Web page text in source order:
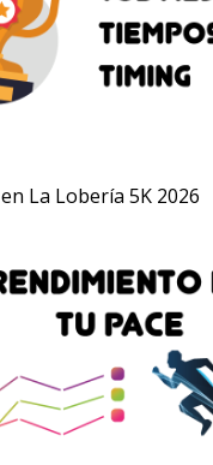
en La Lobería 5K 2026